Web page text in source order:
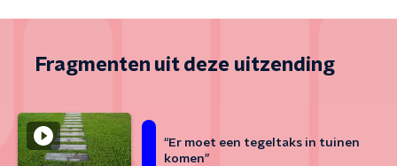
Fragmenten uit deze uitzending
“Er moet een tegeltaks in tuinen
komen”